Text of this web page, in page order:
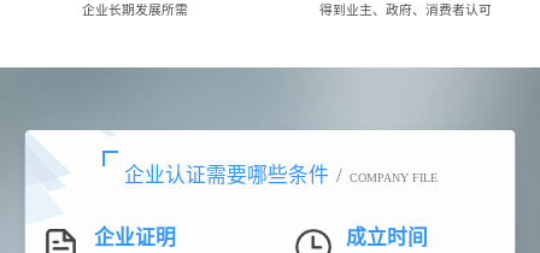
企业长期发展所需 得到业主、政府、消费者认可
企业认证需要哪些条件 / COMPANY FILE
企业证明 成立时间